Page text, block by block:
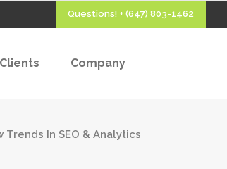
Questions! + (647) 803-1462
Clients Company
Trends In SEO & Analytics